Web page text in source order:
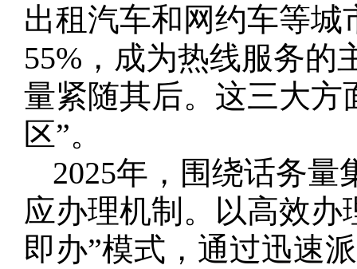
出租汽车和网约车等
55%，成为热线服务的
量紧随其后。这三大方
区”。
2025年，围绕话务
应办理机制。以高效办
即办”模式，通过迅速